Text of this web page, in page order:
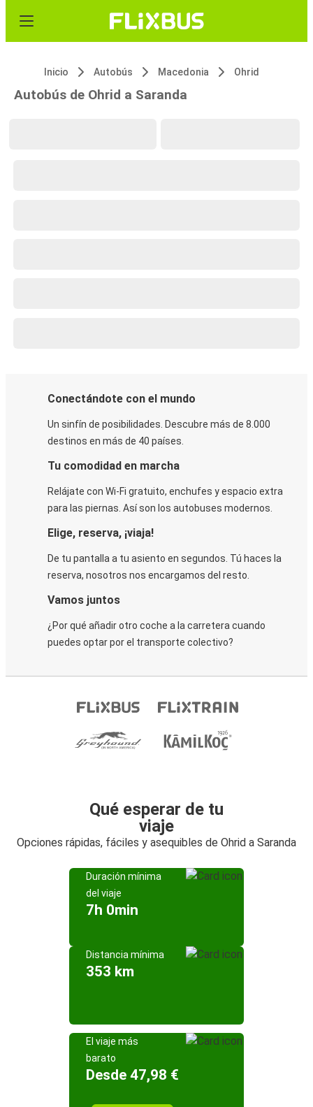
Inicio Autobús Macedonia Ohrid
Autobús de Ohrid a Saranda
Conectándote con el mundo
Un sinfín de posibilidades. Descubre más de 8.000
destinos en más de 40 países.
Tu comodidad en marcha
Relájate con Wi-Fi gratuito, enchufes y espacio extra
para las piernas. Así son los autobuses modernos.
Elige, reserva, ¡viaja!
De tu pantalla a tu asiento en segundos. Tú haces la
reserva, nosotros nos encargamos del resto.
Vamos juntos
¿Por qué añadir otro coche a la carretera cuando
puedes optar por el transporte colectivo?
Qué esperar de tu
viaje
Opciones rápidas, fáciles y asequibles de Ohrid a Saranda
Duración mínima
del viaje
7h 0min
Distancia mínima
353 km
El viaje más
barato
Desde 47,98 €